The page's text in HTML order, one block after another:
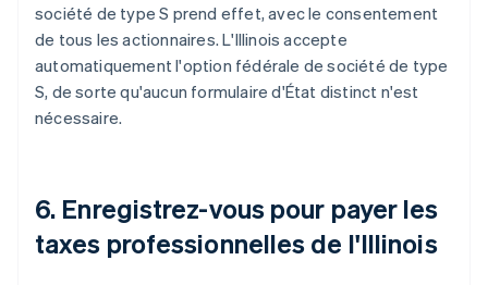
société de type S prend effet, avec le consentement
de tous les actionnaires. L'Illinois accepte
automatiquement l'option fédérale de société de type
S, de sorte qu'aucun formulaire d'État distinct n'est
nécessaire.
6. Enregistrez-vous pour payer les
taxes professionnelles de l'Illinois